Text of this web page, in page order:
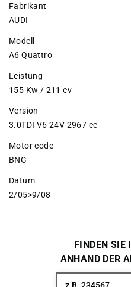
Fabrikant
AUDI
Modell
A6 Quattro
Leistung
155 Kw / 211 cv
Version
3.0TDI V6 24V 2967 cc
Motor code
BNG
Datum
2/05>9/08
FINDEN SIE
ANHAND DER